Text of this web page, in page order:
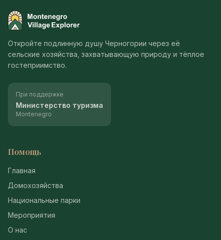
Montenegro Village Explorer
Откройте подлинную душу Черногории через её
сельские хозяйства, захватывающую природу и тёплое
гостеприимство.
При поддержке
Министерство туризма
Montenegro
Помощь
Главная
Домохозяйства
Национальные парки
Мероприятия
О нас